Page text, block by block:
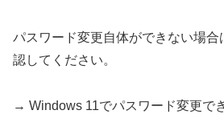
パスワード変更自体ができない場合
認してください。
→ Windows 11でパスワード変更で